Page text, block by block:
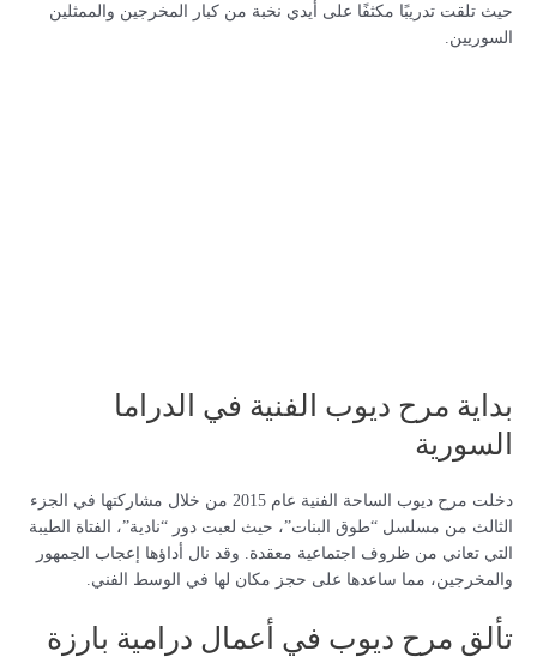
حيث تلقت تدريبًا مكثفًا على أيدي نخبة من كبار المخرجين والممثلين
السوريين.
بداية مرح ديوب الفنية في الدراما
السورية
دخلت مرح ديوب الساحة الفنية عام 2015 من خلال مشاركتها في الجزء
الثالث من مسلسل “طوق البنات”، حيث لعبت دور “نادية”، الفتاة الطيبة
التي تعاني من ظروف اجتماعية معقدة. وقد نال أداؤها إعجاب الجمهور
والمخرجين، مما ساعدها على حجز مكان لها في الوسط الفني.
تألق مرح ديوب في أعمال درامية بارزة